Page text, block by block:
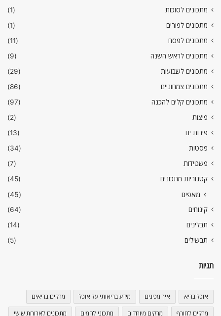
מתכונים לסוכות
(1)
מתכונים לפורים
(1)
מתכונים לפסח
(11)
מתכונים לראש השנה
(9)
מתכונים לשבועות
(29)
מתכונים צמחוניים
(86)
מתכונים קלים להכנה
(97)
פיצות
(2)
פירות ים
(13)
פסטות
(34)
פשטידות
(7)
קטגוריות מתכונים
(45)
מאפים (45)
קינוחים
(64)
תבלינים
(14)
תבשילים
(5)
תגיות
אוכל בריא איך מכינים מידע בריאותי על אוכל מרקים בריאים
מרקים לחורף מרקים מיוחדים מתכוני לחמים מתכונים לארוחת שישי